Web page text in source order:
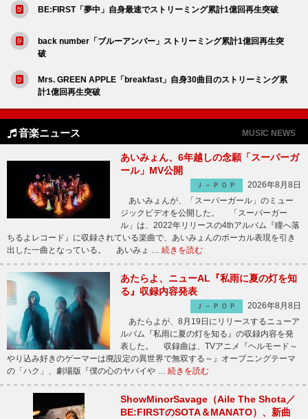
BE:FIRST「夢中」自身最速でストリーミング累計1億回再生突破
back number「ブルーアンバー」ストリーミング累計1億回再生突
破
Mrs. GREEN APPLE「breakfast」自身30曲目のストリーミング累
計1億回再生突破
音楽ニュース MUSIC NEWS
あいみょん、6年越しの念願「スーパーガ
ール」MV公開
Ｊ－ＰＯＰ
2026年8月8日
あいみょんが、「スーパーガール」のミュー
ジックビデオを公開した。 「スーパーガー
ル」は、2022年リリースの4thアルバム『瞳へ落
ちるよレコード』に収録されている楽曲で、あいみょんのボーカル表現を引き
出した一曲となっている。 あいみょ … 続きを読む
あたらよ、ニューAL『私雨に夏の灯を知
る』収録内容発表
Ｊ－ＰＯＰ
2026年8月8日
あたらよが、8月19日にリリースするニューア
ルバム『私雨に夏の灯を知る』の収録内容を発
表した。 収録曲は、TVアニメ『ヘルモード～
やり込み好きのゲーマーは廃設定の異世界で無双する～』オープニングテーマ
の「ハク」、劇場版『僕の心のヤバイや … 続きを読む
ShowMinorSavage（Aile The Shota／
BE:FIRSTのSOTA＆MANATO）、新曲